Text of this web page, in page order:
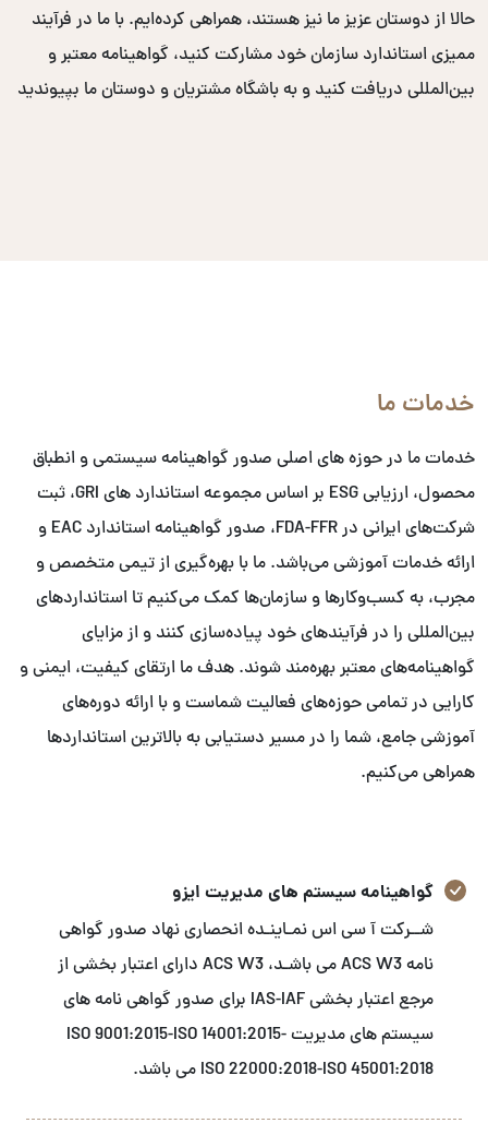
حالا از دوستان عزیز ما نیز هستند، همراهی کرده‌ایم. با ما در فرآیند
ممیزی استاندارد سازمان خود مشارکت کنید، گواهینامه معتبر و
بین‌المللی دریافت کنید و به باشگاه مشتریان و دوستان ما بپیوندید
خدمات ما
خدمات ما در حوزه های اصلی صدور گواهینامه سیستمی و انطباق
محصول، ارزیابی ESG بر اساس مجموعه استاندارد های GRI، ثبت
شرکت‌های ایرانی در FDA-FFR، صدور گواهینامه استاندارد EAC و
ارائه خدمات آموزشی می‌باشد. ما با بهره‌گیری از تیمی متخصص و
مجرب، به کسب‌وکارها و سازمان‌ها کمک می‌کنیم تا استانداردهای
بین‌المللی را در فرآیندهای خود پیاده‌سازی کنند و از مزایای
گواهینامه‌های معتبر بهره‌مند شوند. هدف ما ارتقای کیفیت، ایمنی و
کارایی در تمامی حوزه‌های فعالیت شماست و با ارائه دوره‌های
آموزشی جامع، شما را در مسیر دستیابی به بالاترین استانداردها
همراهی می‌کنیم.
گواهینامه سیستم های مدیریت ایزو
شــرکت آ سی اس نمـاینـده انحصاری نهاد صدور گواهی
نامه ACS W3 می باشـد، ACS W3 دارای اعتبار بخشی از
مرجع اعتبار بخشی IAS-IAF برای صدور گواهی نامه های
سیستم های مدیریت ISO 9001:2015-ISO 14001:2015-
ISO 22000:2018-ISO 45001:2018 می باشد.